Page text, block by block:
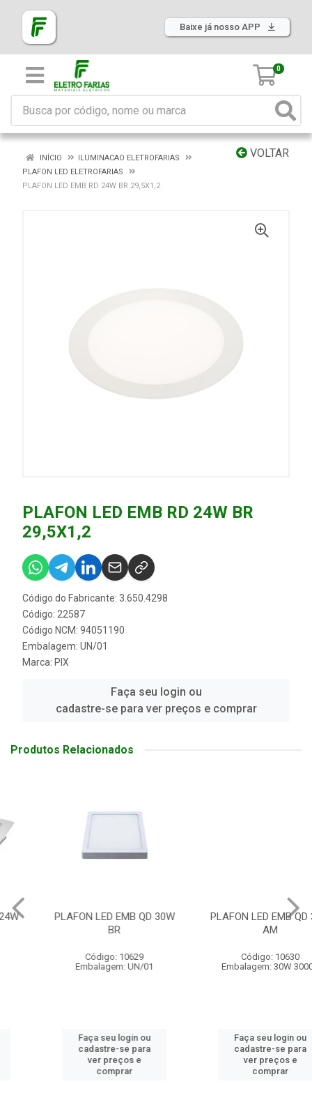
Baixe já nosso APP
0
VOLTAR
INÍCIO
ILUMINACAO ELETROFARIAS
PLAFON LED ELETROFARIAS
PLAFON LED EMB RD 24W BR 29,5X1,2
PLAFON LED EMB RD 24W BR
29,5X1,2
Código do Fabricante: 3.650.4298
Código: 22587
Código NCM: 94051190
Embalagem: UN/01
Marca: PIX
Faça seu login ou
cadastre-se para ver preços e comprar
Produtos Relacionados
PLAFON LED EMB QD 30W
Código: 10629
Embalagem: UN/01
Faça seu login ou
cadastre-se para
ver preços e
PLAFON LED EMB QD 30W
Código: 10630
Embalagem: 30W 3000K
Faça seu login ou
cadastre-se para
ver preços e